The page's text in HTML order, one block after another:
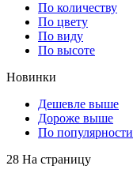
По количеству
По цвету
По виду
По высоте
Новинки
Дешевле выше
Дороже выше
По популярности
28 На страницу